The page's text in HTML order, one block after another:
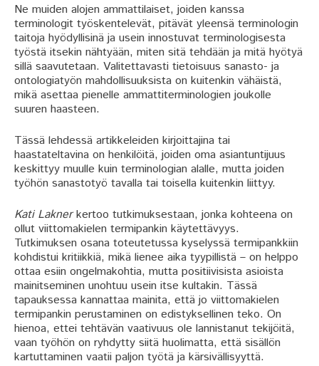
Ne muiden alojen ammattilaiset, joiden kanssa
terminologit työskentelevät, pitävät yleensä terminologin
taitoja hyödyllisinä ja usein innostuvat terminologisesta
työstä itsekin nähtyään, miten sitä tehdään ja mitä hyötyä
sillä saavutetaan. Valitettavasti tietoisuus sanasto- ja
ontologiatyön mahdollisuuksista on kuitenkin vähäistä,
mikä asettaa pienelle ammattiterminologien joukolle
suuren haasteen.
Tässä lehdessä artikkeleiden kirjoittajina tai
haastateltavina on henkilöitä, joiden oma asiantuntijuus
keskittyy muulle kuin terminologian alalle, mutta joiden
työhön sanastotyö tavalla tai toisella kuitenkin liittyy.
Kati Laknerkertoo tutkimuksestaan, jonka kohteena on
ollut viittomakielen termipankin käytettävyys.
Tutkimuksen osana toteutetussa kyselyssä termipankkiin
kohdistui kritiikkiä, mikä lienee aika tyypillistä – on helppo
ottaa esiin ongelmakohtia, mutta positiivisista asioista
mainitseminen unohtuu usein itse kultakin. Tässä
tapauksessa kannattaa mainita, että jo viittomakielen
termipankin perustaminen on edistyksellinen teko. On
hienoa, ettei tehtävän vaativuus ole lannistanut tekijöitä,
vaan työhön on ryhdytty siitä huolimatta, että sisällön
kartuttaminen vaatii paljon työtä ja kärsivällisyyttä.